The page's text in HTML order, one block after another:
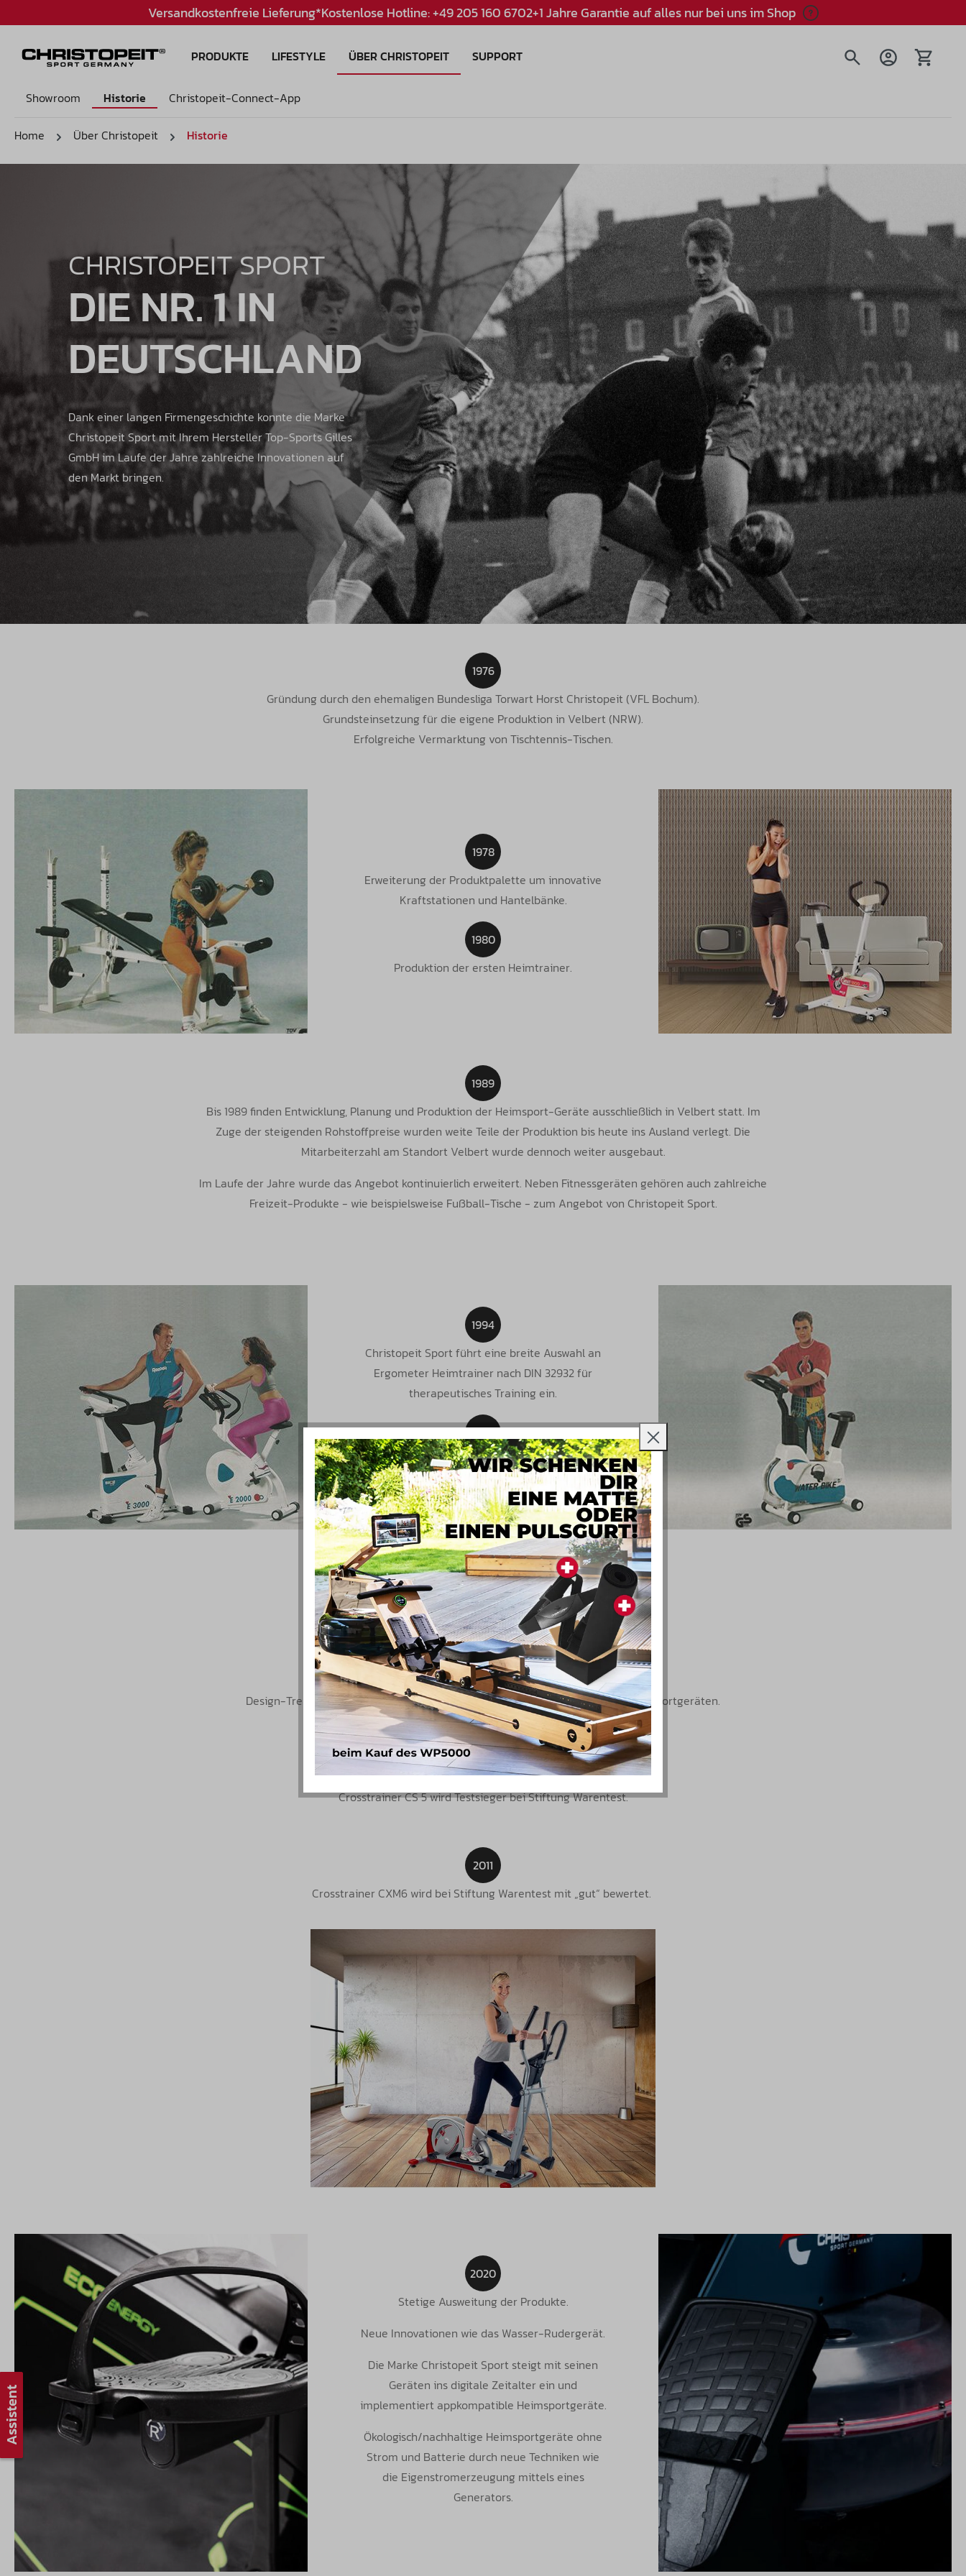
Versandkostenfreie Lieferung*Kostenlose Hotline: +49 205 160 6702+1 Jahre Garantie auf alles nur bei uns im Shop
PRODUKTE LIFESTYLE ÜBER CHRISTOPEIT SUPPORT
Showroom Historie Christopeit-Connect-App
Home Über Christopeit Historie
CHRISTOPEIT SPORT
DIE NR. 1 IN
DEUTSCHLAND
Dank einer langen Firmengeschichte konnte die Marke
Christopeit Sport mit Ihrem Hersteller Top-Sports Gilles
GmbH im Laufe der Jahre zahlreiche Innovationen auf
den Markt bringen.
1976
Gründung durch den ehemaligen Bundesliga Torwart Horst Christopeit (VFL Bochum).
Grundsteinsetzung für die eigene Produktion in Velbert (NRW).
Erfolgreiche Vermarktung von Tischtennis-Tischen.
1978
Erweiterung der Produktpalette um innovative
Kraftstationen und Hantelbänke.
1980
Produktion der ersten Heimtrainer.
1989
Bis 1989 finden Entwicklung, Planung und Produktion der Heimsport-Geräte ausschließlich in Velbert statt. Im
Zuge der steigenden Rohstoffpreise wurden weite Teile der Produktion bis heute ins Ausland verlegt. Die
Mitarbeiterzahl am Standort Velbert wurde dennoch weiter ausgebaut.
Im Laufe der Jahre wurde das Angebot kontinuierlich erweitert. Neben Fitnessgeräten gehören auch zahlreiche
Freizeit-Produkte - wie beispielsweise Fußball-Tische - zum Angebot von Christopeit Sport.
1994
Christopeit Sport führt eine breite Auswahl an
Ergometer Heimtrainer nach DIN 32932 für
therapeutisches Training ein.
1995
Einführung eines Waterbike, das heute eine
beliebte Technik im Segment Rudergeräte ist.
1998
Einführung von Crosstrainern auf dem deutschen Markt.
2000
Design-Trendsetter mit silber/schwarzen Farben an Stelle von klinisch, weißen Sportgeräten.
2007
Crosstrainer CS 5 wird Testsieger bei Stiftung Warentest.
2011
Crosstrainer CXM6 wird bei Stiftung Warentest mit „gut“ bewertet.
2020
Stetige Ausweitung der Produkte.
Neue Innovationen wie das Wasser-Rudergerät.
Die Marke Christopeit Sport steigt mit seinen
Geräten ins digitale Zeitalter ein und
implementiert appkompatible Heimsportgeräte.
Ökologisch/nachhaltige Heimsportgeräte ohne
Strom und Batterie durch neue Techniken wie
die Eigenstromerzeugung mittels eines
Generators.
Assistent